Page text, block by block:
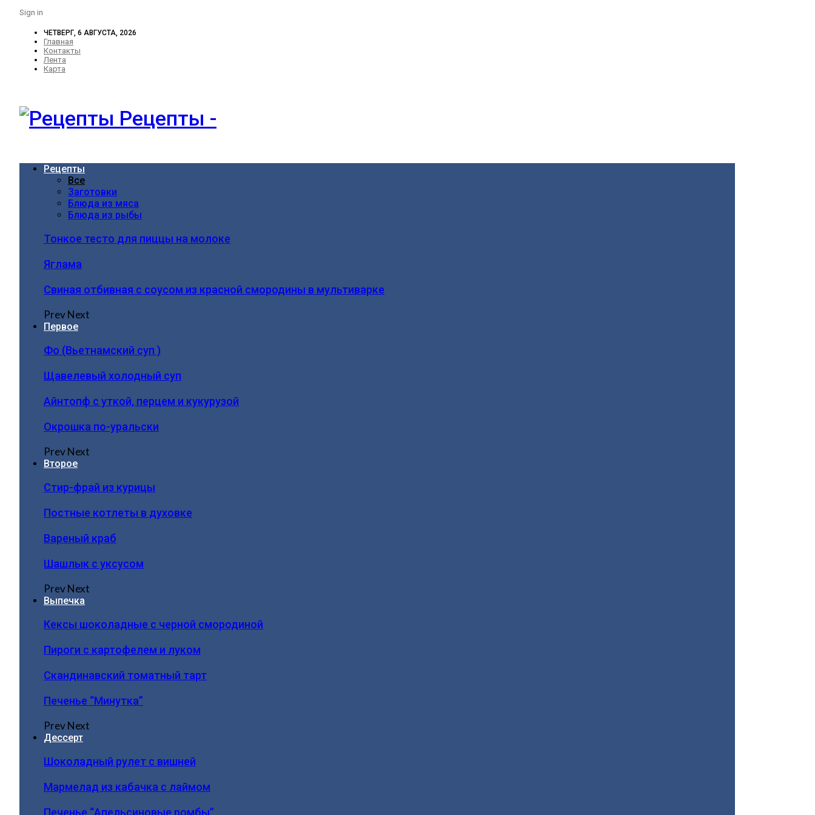
Sign in
ЧЕТВЕРГ, 6 АВГУСТА, 2026
Главная
Контакты
Лента
Карта
Рецепты -
Рецепты
Все
Заготовки
Блюда из мяса
Блюда из рыбы
Тонкое тесто для пиццы на молоке
Яглама
Свиная отбивная с соусом из красной смородины в мультиварке
PrevNext
Первое
Фо (Вьетнамский суп )
Щавелевый холодный суп
Айнтопф с уткой, перцем и кукурузой
Окрошка по-уральски
PrevNext
Второе
Стир-фрай из курицы
Постные котлеты в духовке
Вареный краб
Шашлык с уксусом
PrevNext
Выпечка
Кексы шоколадные с черной смородиной
Пироги c картофелем и луком
Скандинавский томатный тарт
Печенье “Минутка”
PrevNext
Дессерт
Шоколадный рулет с вишней
Мармелад из кабачка с лаймом
Печенье “Апельсиновые ромбы”